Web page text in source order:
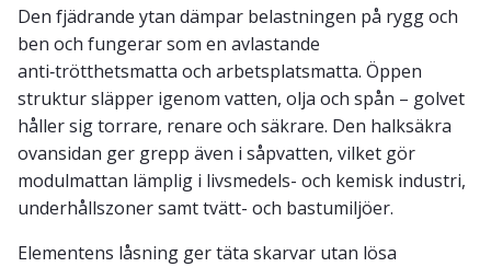
Den fjädrande ytan dämpar belastningen på rygg och
ben och fungerar som en avlastande
anti‑trötthetsmatta och arbetsplatsmatta. Öppen
struktur släpper igenom vatten, olja och spån – golvet
håller sig torrare, renare och säkrare. Den halksäkra
ovansidan ger grepp även i såpvatten, vilket gör
modulmattan lämplig i livsmedels- och kemisk industri,
underhållszoner samt tvätt- och bastumiljöer.
Elementens låsning ger täta skarvar utan lösa